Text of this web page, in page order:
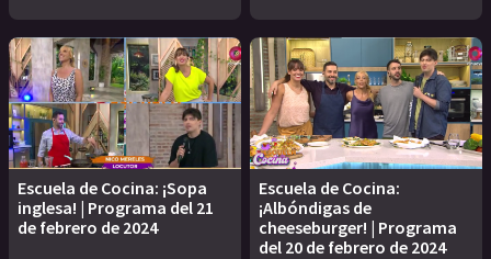
Escuela de Cocina: ¡Sopa
inglesa! | Programa del 21
de febrero de 2024
Escuela de Cocina:
¡Albóndigas de
cheeseburger! | Programa
del 20 de febrero de 2024